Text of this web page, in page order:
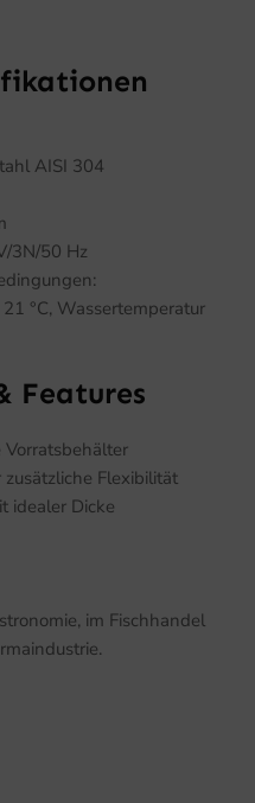
AISI 304
3N/50 Hz
°C, Wassertemperatur
Features
Flexibilität
idealer Dicke
im Fischhandel